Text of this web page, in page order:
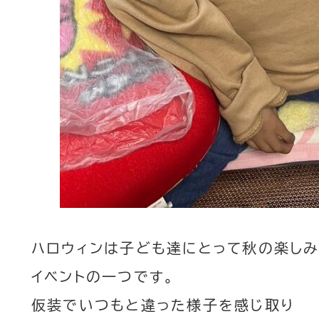
ハロウィンは子ども達にとって秋の楽し
イベントの一つです。
仮装でいつもと違った様子を感じ取り